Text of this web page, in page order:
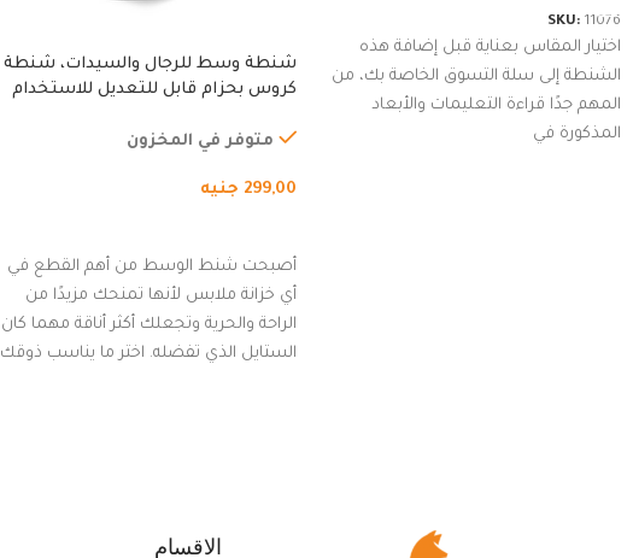
SKU: 11076
اختيار المقاس بعناية قبل إضافة هذه
الشنطة إلى سلة التسوق الخاصة بك، من
المهم جدًا قراءة التعليمات والأبعاد
المذكورة في
شنطة وسط للرجال والسيدات، شنطة
كروس بحزام قابل للتعديل للاستخدام
المشي لمسافات طويلة، وركوب
متوفر في المخزون
299,00 جنيه
أصبحت شنط الوسط من أهم القطع في
أي خزانة ملابس لأنها تمنحك مزيدًا من
الراحة والحرية وتجعلك أكثر أناقة مهما كان
الستايل الذي تفضله. اختر ما يناسب ذوقك
الاقسام